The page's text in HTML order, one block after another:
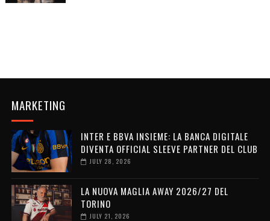
MARKETING
INTER E BBVA INSIEME: LA BANCA DIGITALE
DIVENTA OFFICIAL SLEEVE PARTNER DEL CLUB
JULY 28, 2026
LA NUOVA MAGLIA AWAY 2026/27 DEL
TORINO
JULY 21, 2026